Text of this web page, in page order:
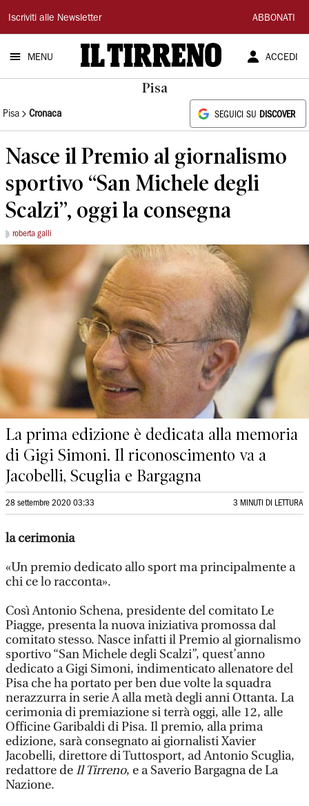
Il
Tirreno
Iscriviti alle Newsletter ABBONATI
MENU ACCEDI
Pisa
Pisa Cronaca SEGUICI SU DISCOVER
Nasce il Premio al giornalismo
sportivo “San Michele degli
Scalzi”, oggi la consegna
roberta galli
La prima edizione è dedicata alla memoria
di Gigi Simoni. Il riconoscimento va a
Jacobelli, Scuglia e Bargagna
28 settembre 2020 03:33 3 MINUTI DI LETTURA
la cerimonia
«Un premio dedicato allo sport ma principalmente a
chi ce lo racconta».
Così Antonio Schena, presidente del comitato Le
Piagge, presenta la nuova iniziativa promossa dal
comitato stesso. Nasce infatti il Premio al giornalismo
sportivo “San Michele degli Scalzi”, quest’anno
dedicato a Gigi Simoni, indimenticato allenatore del
Pisa che ha portato per ben due volte la squadra
nerazzurra in serie A alla metà degli anni Ottanta. La
cerimonia di premiazione si terrà oggi, alle 12, alle
Officine Garibaldi di Pisa. Il premio, alla prima
edizione, sarà consegnato ai giornalisti Xavier
Jacobelli, direttore di Tuttosport, ad Antonio Scuglia,
redattore deIl Tirreno, e a Saverio Bargagna de La
Nazione.